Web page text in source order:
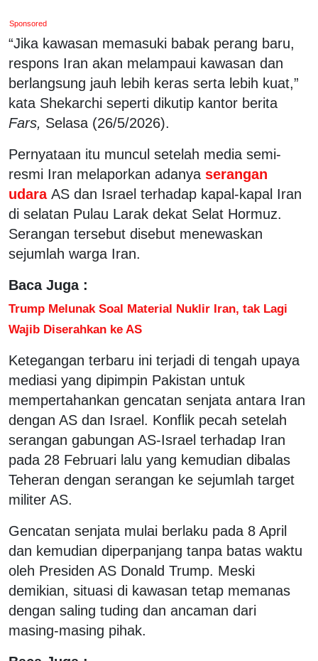
Sponsored
“Jika kawasan memasuki babak perang baru,
respons Iran akan melampaui kawasan dan
berlangsung jauh lebih keras serta lebih kuat,”
kata Shekarchi seperti dikutip kantor berita
Fars, Selasa (26/5/2026).
Pernyataan itu muncul setelah media semi-
resmi Iran melaporkan adanya serangan
udara AS dan Israel terhadap kapal-kapal Iran
di selatan Pulau Larak dekat Selat Hormuz.
Serangan tersebut disebut menewaskan
sejumlah warga Iran.
Baca Juga :
Trump Melunak Soal Material Nuklir Iran, tak Lagi
Wajib Diserahkan ke AS
Ketegangan terbaru ini terjadi di tengah upaya
mediasi yang dipimpin Pakistan untuk
mempertahankan gencatan senjata antara Iran
dengan AS dan Israel. Konflik pecah setelah
serangan gabungan AS-Israel terhadap Iran
pada 28 Februari lalu yang kemudian dibalas
Teheran dengan serangan ke sejumlah target
militer AS.
Gencatan senjata mulai berlaku pada 8 April
dan kemudian diperpanjang tanpa batas waktu
oleh Presiden AS Donald Trump. Meski
demikian, situasi di kawasan tetap memanas
dengan saling tuding dan ancaman dari
masing-masing pihak.